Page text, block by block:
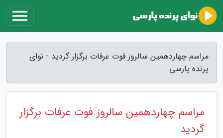
مراسم چهاردهمین سالروز فوت عرفات برگزار گردید - نوای
پرنده پارسی
مراسم چهاردهمین سالروز فوت عرفات برگزار
گردید